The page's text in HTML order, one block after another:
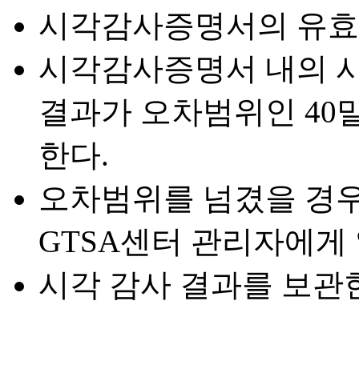
시각감사증명서의 유
시각감사증명서 내의
결과가 오차범위인 40
한다.
오차범위를 넘겼을 경
GTSA센터 관리자에
시각 감사 결과를 보관